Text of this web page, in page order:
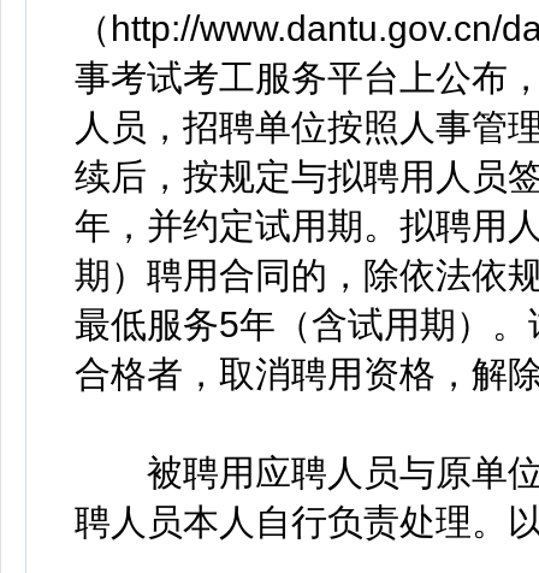
（http://www.dantu.gov.cn/
事考试考工服务平台上公布
人员，招聘单位按照人事管
续后，按规定与拟聘用人员
年，并约定试用期。拟聘用
期）聘用合同的，除依法依
最低服务5年（含试用期）
合格者，取消聘用资格，解
被聘用应聘人员与原单位
聘人员本人自行负责处理。